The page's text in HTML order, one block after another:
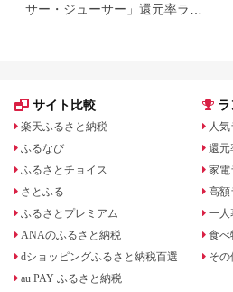
サー・ジューサー」還元率ラン
サイト比較
楽天ふるさと納税
ふるなび
ふるさとチョイス
さとふる
ふるさとプレミアム
ANAのふるさと納税
dショッピングふるさと納税百選
au PAY ふるさと納税
人
還元
家電
高額
一人
食べ
その